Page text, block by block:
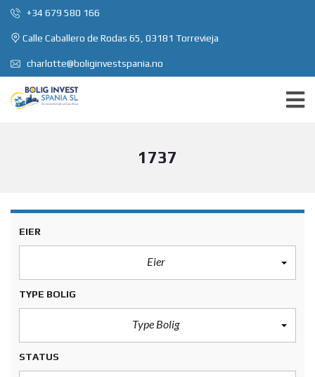
+34 679 580 166
Calle Caballero de Rodas 65, 03181 Torrevieja
charlotte@boliginvestspania.no
1737
EIER
Eier
TYPE BOLIG
Type Bolig
STATUS